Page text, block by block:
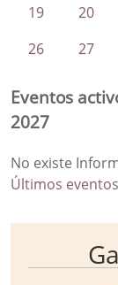
19 20
26
27
Eventos
2027
No existe
Últimos eventos